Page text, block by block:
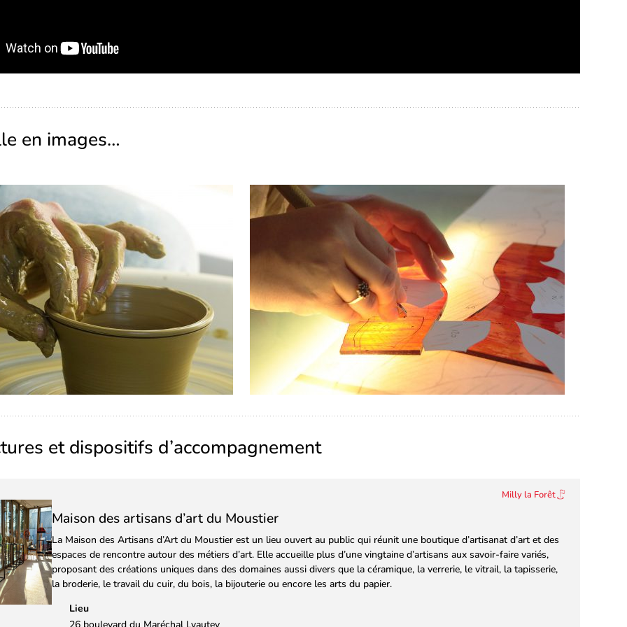
en images…
et dispositifs d’accompagnement
Milly la Forêt
Maison des artisans d’art du Moustier
La Maison des Artisans d’Art du Moustier est un lieu ouvert au public qui réunit une boutique d’artisanat d’art et des
espaces de rencontre autour des métiers d’art. Elle accueille plus d’une vingtaine d’artisans aux savoir-faire variés,
proposant des créations uniques dans des domaines aussi divers que la céramique, la verrerie, le vitrail, la tapisserie,
la broderie, le travail du cuir, du bois, la bijouterie ou encore les arts du papier.
Lieu